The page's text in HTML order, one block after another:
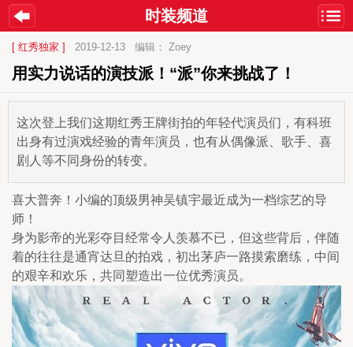
时装频道
[ 红秀独家 ] 2019-12-13 编辑： Zoey
用实力说话的演技派！“派”你来挑战了！
这次登上我们这期红秀王牌街拍的年轻代演员们，有科班
出身有过演戏经验的青年演员，也有从偶像派、歌手、喜
剧人等不同身份的转变。
喜大普奔！小编的顶级男神吴镇宇最近成为一档综艺的导
师！
身为影帝的光彩夺目经常令人羡慕不已，但这些背后，伴随
着的往往是通宵达旦的拍戏，初出茅庐一路摸索磨练，中间
的艰辛和欢乐，共同塑造出一位优秀演员。